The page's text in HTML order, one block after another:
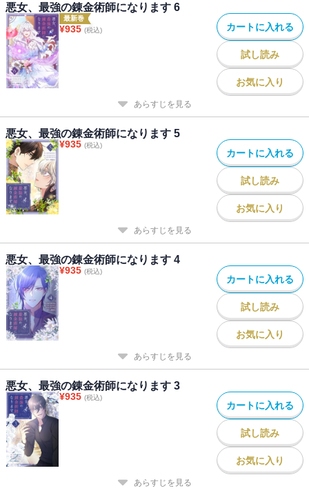
悪女、最強の錬金術師になります 6
最新巻
¥935 (税込) カートに入れる
試し読み
お気に入り
あらすじを見る
悪女、最強の錬金術師になります 5
¥935 (税込)
カートに入れる
試し読み
お気に入り
あらすじを見る
悪女、最強の錬金術師になります 4
¥935 (税込)
カートに入れる
試し読み
お気に入り
あらすじを見る
悪女、最強の錬金術師になります 3
¥935 (税込)
カートに入れる
試し読み
お気に入り
あらすじを見る